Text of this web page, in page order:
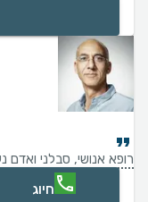
רופא אנושי, סבלני ואדם
חיוג